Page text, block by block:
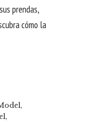
prendas,
cómo la